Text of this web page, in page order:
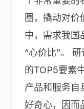
圈，撬动对价
中，需求我国
“心价比”。
的TOP5要素
产品和服务自
好奇心，因而